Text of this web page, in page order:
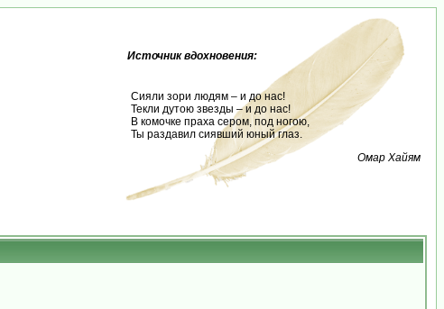
Источник вдохновения:
Сияли зори людям – и до нас!
Текли дутою звезды – и до нас!
В комочке праха сером, под ногою,
Ты раздавил сиявший юный глаз.
Омар Хайям